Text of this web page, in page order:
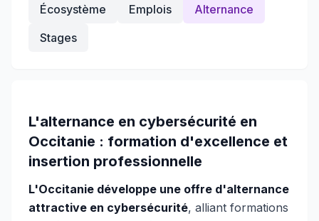
Écosystème Emplois
Alternance
Stages
L'alternance en cybersécurité en
Occitanie : formation d'excellence et
insertion professionnelle
L'Occitanie développe une offre d'alternance
attractive en cybersécurité, alliant formations